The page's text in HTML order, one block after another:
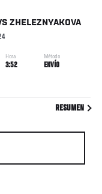
ZHELEZNYAKOVA
Hora
3:52
Método
ENVÍO
RESUMEN